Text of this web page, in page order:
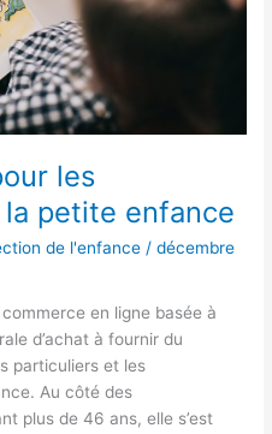
les
petite enfance
de l'enfance /décembre
en ligne basée à
d’achat à fournir du
particuliers et les
Au côté des
plus de 46 ans, elle s’est